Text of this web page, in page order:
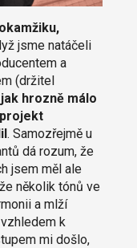
jsme natáčeli
a
(držitel
jak hrozně málo
. Samozřejmě u
dá rozum, že
jsem měl ale
několik tónů ve
a mlží
k
mi došlo,